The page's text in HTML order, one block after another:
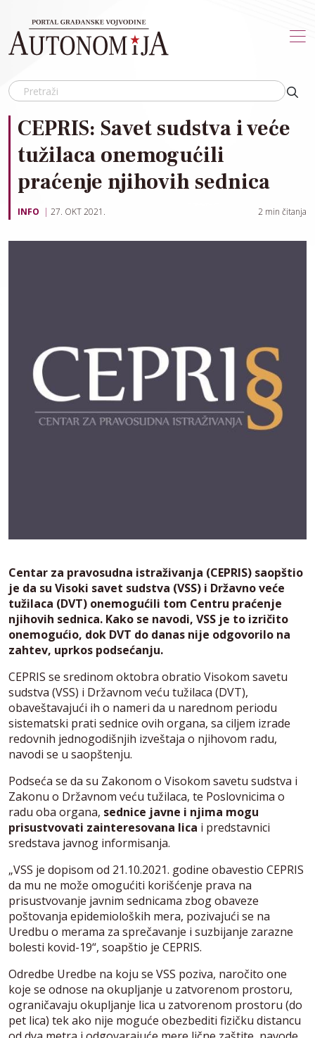
CEPRIS: Savet sudstva i veće
tužilaca onemogućili
praćenje njihovih sednica
INFO 27. OKT 2021. 2 min čitanja
Centar za pravosudna istraživanja (CEPRIS) saopštio
je da su Visoki savet sudstva (VSS) i Državno veće
tužilaca (DVT) onemogućili tom Centru praćenje
njihovih sednica. Kako se navodi, VSS je to izričito
onemogućio, dok DVT do danas nije odgovorilo na
zahtev, uprkos podsećanju.
CEPRIS se sredinom oktobra obratio Visokom savetu
sudstva (VSS) i Državnom veću tužilaca (DVT),
obaveštavajući ih o nameri da u narednom periodu
sistematski prati sednice ovih organa, sa ciljem izrade
redovnih jednogodišnjih izveštaja o njihovom radu,
navodi se u saopštenju.
Podseća se da su Zakonom o Visokom savetu sudstva i
Zakonu o Državnom veću tužilaca, te Poslovnicima o
radu oba organa, sednice javne i njima mogu
prisustvovati zainteresovana lica i predstavnici
sredstava javnog informisanja.
„VSS je dopisom od 21.10.2021. godine obavestio CEPRIS
da mu ne može omogućiti korišćenje prava na
prisustvovanje javnim sednicama zbog obaveze
poštovanja epidemioloških mera, pozivajući se na
Uredbu o merama za sprečavanje i suzbijanje zarazne
bolesti kovid-19“, soapštio je CEPRIS.
Odredbe Uredbe na koju se VSS poziva, naročito one
koje se odnose na okupljanje u zatvorenom prostoru,
ograničavaju okupljanje lica u zatvorenom prostoru (do
pet lica) tek ako nije moguće obezbediti fizičku distancu